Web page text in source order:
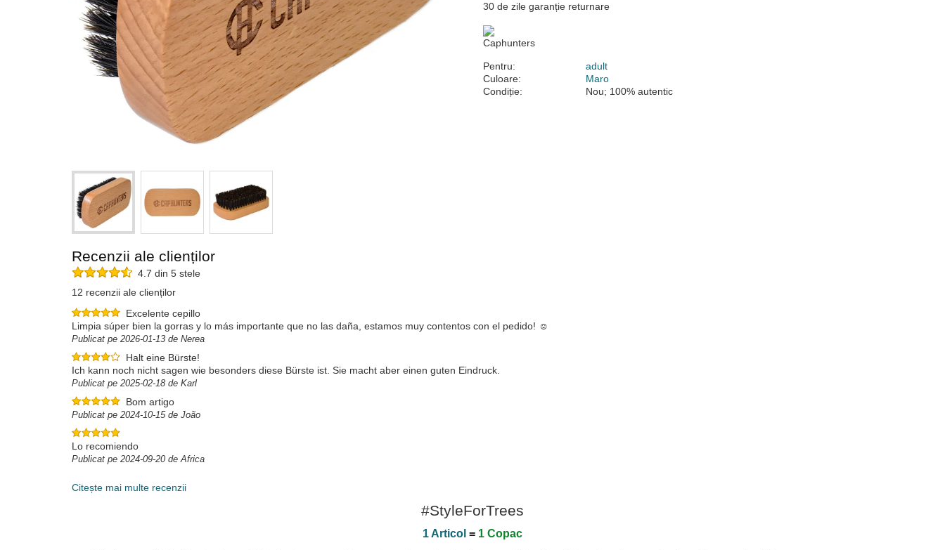
30 de zile garanție returnare
Pentru:
adult
Culoare:
Maro
Condiție:
Nou; 100% autentic
Recenzii ale clienților
4.7 din 5 stele
12 recenzii ale clienților
Excelente cepillo
Limpia súper bien la gorras y lo más importante que no las daña, estamos muy contentos con el pedido! ☺️
Publicat pe 2026-01-13 de Nerea
Halt eine Bürste!
Ich kann noch nicht sagen wie besonders diese Bürste ist. Sie macht aber einen guten Eindruck.
Publicat pe 2025-02-18 de Karl
Bom artigo
Publicat pe 2024-10-15 de João
Lo recomiendo
Publicat pe 2024-09-20 de Africa
Citește mai multe recenzii
#StyleForTrees
1 Articol = 1 Copac